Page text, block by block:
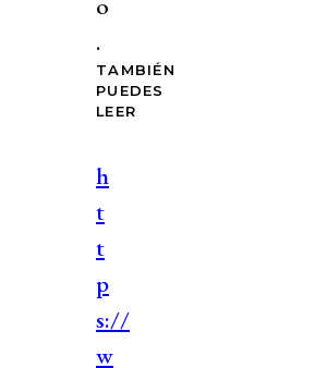
.
TAMBIÉN
PUEDES
LEER